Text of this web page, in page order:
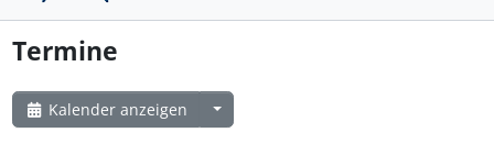
Termine
Kalender anzeigen